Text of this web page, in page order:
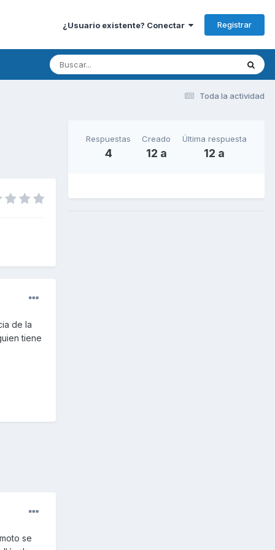
¿Usuario existente? Conectar Registrar
Toda la actividad
de la
tiene
se
Respuestas
4
Creado
12 a
Última respuesta
12 a